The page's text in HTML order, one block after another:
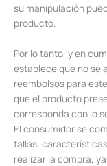
su manipulación
producto.
Por lo tanto, y en
establece que no se
reembolsos para
que el producto
corresponda con lo
El consumidor se
tallas,
realizar la compra,